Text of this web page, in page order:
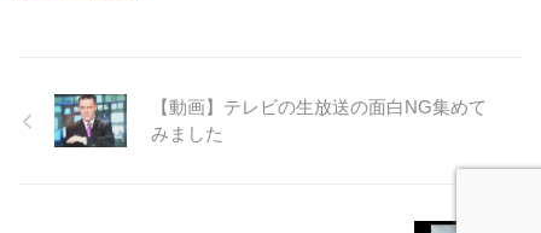
【動画】テレビの生放送の面白NG集めて
みました